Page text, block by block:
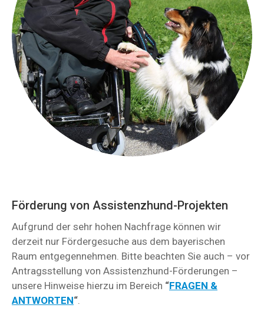
Förderung von Assistenzhund-Projekten
Aufgrund der sehr hohen Nachfrage können wir
derzeit nur Fördergesuche aus dem bayerischen
Raum entgegennehmen. Bitte beachten Sie auch – vor
Antragsstellung von Assistenzhund-Förderungen –
unsere Hinweise hierzu im Bereich “FRAGEN &
ANTWORTEN“.